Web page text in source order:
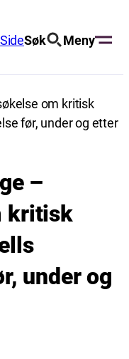
Søk Meny
om kritisk
før, under og etter
–
kritisk
under og